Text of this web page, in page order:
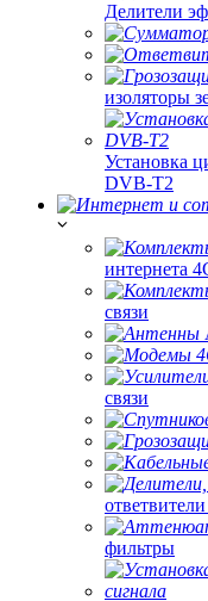
Делители
изоляторы
Установка
DVB-T2
интернета
связи
связи
фильтры